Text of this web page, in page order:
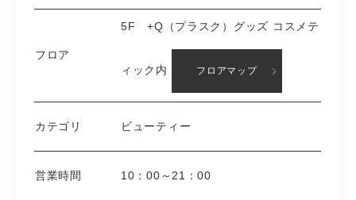
フロア
5F +Q（プラスク）グッズ コスメテ
ィック内 フロアマップ
カテゴリ ビューティー
営業時間 10：00～21：00